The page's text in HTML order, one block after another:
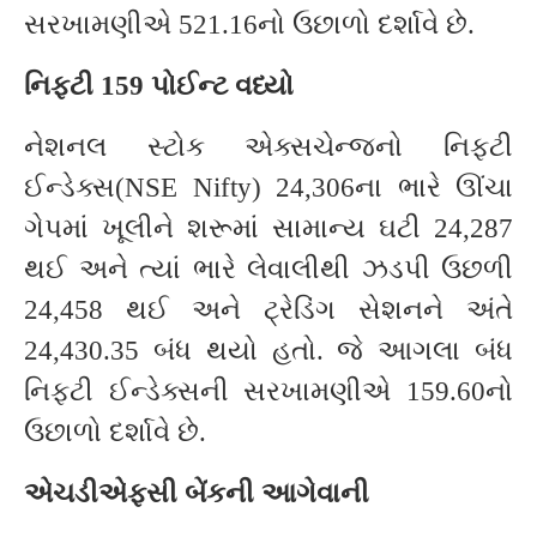
સરખામણીએ 521.16નો ઉછાળો દર્શાવે છે.
નિફ્ટી 159 પોઈન્ટ વધ્યો
નેશનલ સ્ટોક એક્સચેન્જનો નિફ્ટી
ઈન્ડેક્સ(NSE Nifty) 24,306ના ભારે ઊંચા
ગેપમાં ખૂલીને શરૂમાં સામાન્ય ઘટી 24,287
થઈ અને ત્યાં ભારે લેવાલીથી ઝડપી ઉછળી
24,458 થઈ અને ટ્રેડિંગ સેશનને અંતે
24,430.35 બંધ થયો હતો. જે આગલા બંધ
નિફ્ટી ઈન્ડેક્સની સરખામણીએ 159.60નો
ઉછાળો દર્શાવે છે.
એચડીએફસી બેંકની આગેવાની